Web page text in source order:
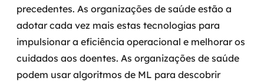
precedentes. As organizações de saúde estão a
adotar cada vez mais estas tecnologias para
impulsionar a eficiência operacional e melhorar os
cuidados aos doentes. As organizações de saúde
podem usar algoritmos de ML para descobrir